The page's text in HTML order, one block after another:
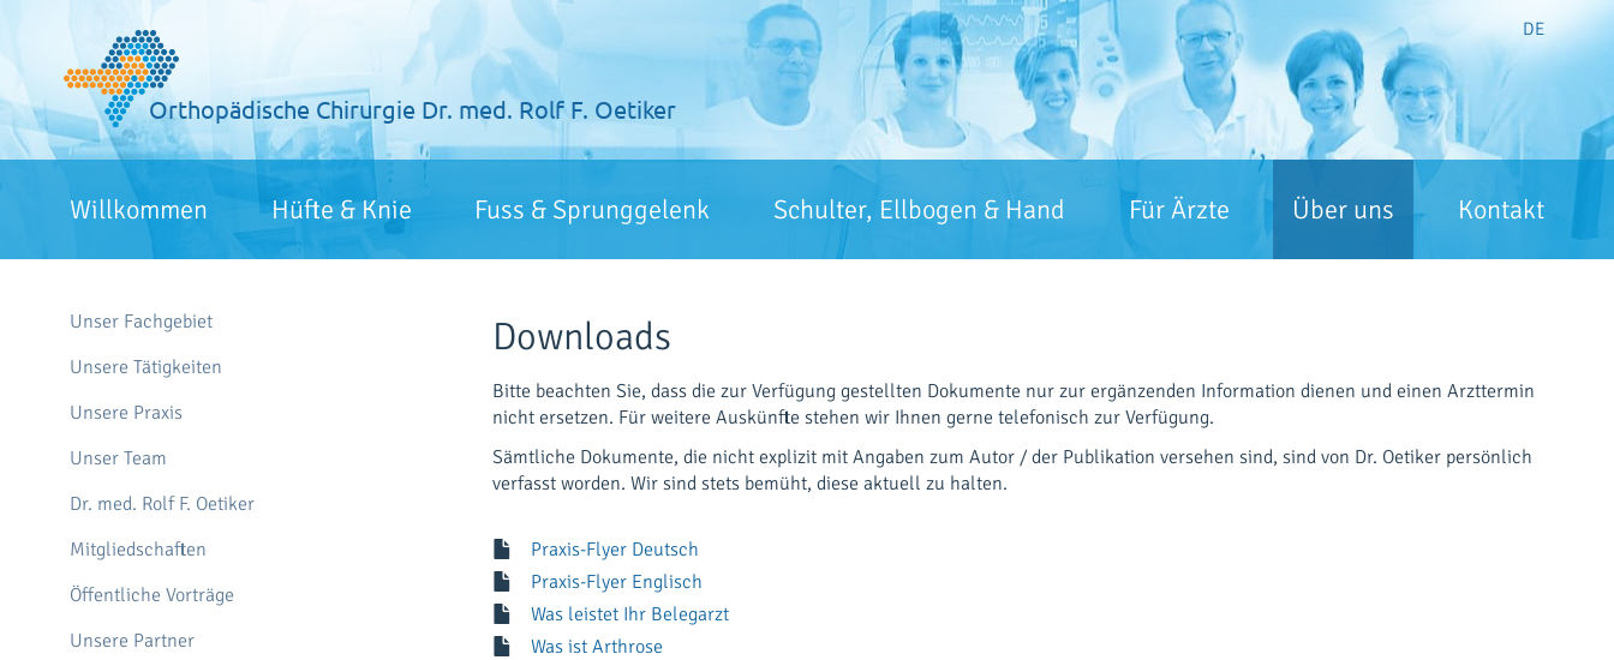
springen
Orthopädische Chirurgie Dr. med. Rolf F. Oetiker
DE
Willkommen Hüfte & Knie Fuss & Sprunggelenk Schulter, Ellbogen & Hand Für Ärzte Über uns Kontakt
Downloads
Bitte beachten Sie, dass die zur Verfügung gestellten Dokumente nur zur ergänzenden Information dienen und einen Arzttermin
nicht ersetzen. Für weitere Auskünfte stehen wir Ihnen gerne telefonisch zur Verfügung.
Sämtliche Dokumente, die nicht explizit mit Angaben zum Autor / der Publikation versehen sind, sind von Dr. Oetiker persönlich
verfasst worden. Wir sind stets bemüht, diese aktuell zu halten.
Praxis-Flyer Deutsch
Praxis-Flyer Englisch
Was leistet Ihr Belegarzt
Was ist Arthrose
Unser Fachgebiet
Unsere Tätigkeiten
Unsere Praxis
Unser Team
Dr. med. Rolf F. Oetiker
Mitgliedschaften
Öffentliche Vorträge
Unsere Partner